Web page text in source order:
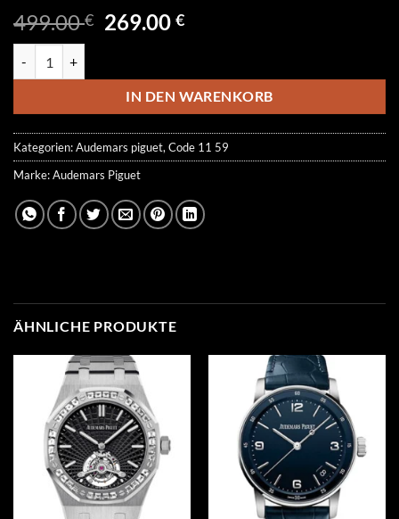
499.00€ Ursprünglicher
499.00 €
269.00€Aktueller
269.00 €.
IN DEN WARENKORB
Kategorien:Audemars piguet, Code 11 59
Marke:Audemars Piguet
ÄHNLICHE PRODUKTE